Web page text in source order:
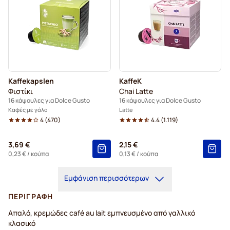
Kaffekapslen
Φιστίκι
16 κάψουλες για Dolce Gusto
Καφές με γάλα
4(470)
3,69 €
0,23 €/ κούπα
KaffeK
Chai Latte
16 κάψουλες για Dolce Gusto
Latte
4.4(1.119)
2,15 €
0,13 €/ κούπα
Εμφάνιση περισσότερων
ΠΕΡΙΓΡΑΦΉ
Απαλό, κρεμώδες café au lait εμπνευσμένο από γαλλικό
κλασικό